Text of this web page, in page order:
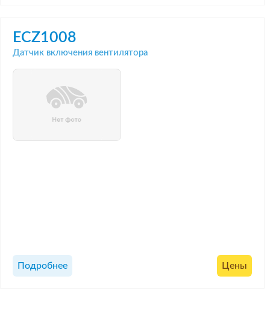
ECZ1008
Датчик включения вентилятора
Подробнее Цены